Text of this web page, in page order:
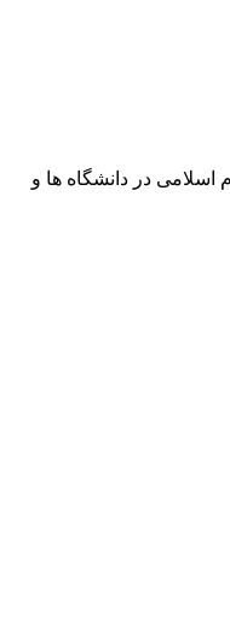
در دانشگاه ها و